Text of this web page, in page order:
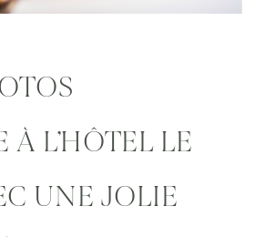
À L’HÔTEL LE
UNE JOLIE